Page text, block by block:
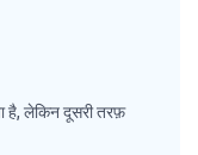
है, लेकिन दूसरी तरफ़